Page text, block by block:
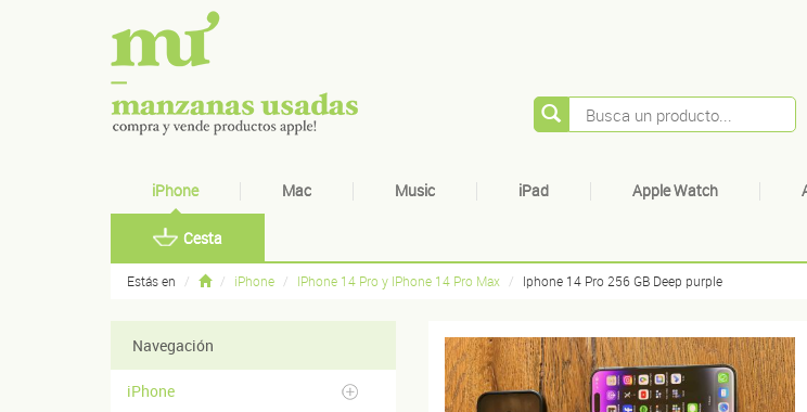
iPhone Mac Music iPad Apple Watch
Cesta
Estás en iPhone IPhone 14 Pro y IPhone 14 Pro Max Iphone 14 Pro 256 GB Deep purple
Navegación
iPhone